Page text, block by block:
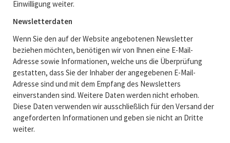
Einwilligung weiter.
Newsletterdaten
Wenn Sie den auf der Website angebotenen Newsletter
beziehen möchten, benötigen wir von Ihnen eine E-Mail-
Adresse sowie Informationen, welche uns die Überprüfung
gestatten, dass Sie der Inhaber der angegebenen E-Mail-
Adresse sind und mit dem Empfang des Newsletters
einverstanden sind. Weitere Daten werden nicht erhoben.
Diese Daten verwenden wir ausschließlich für den Versand der
angeforderten Informationen und geben sie nicht an Dritte
weiter.